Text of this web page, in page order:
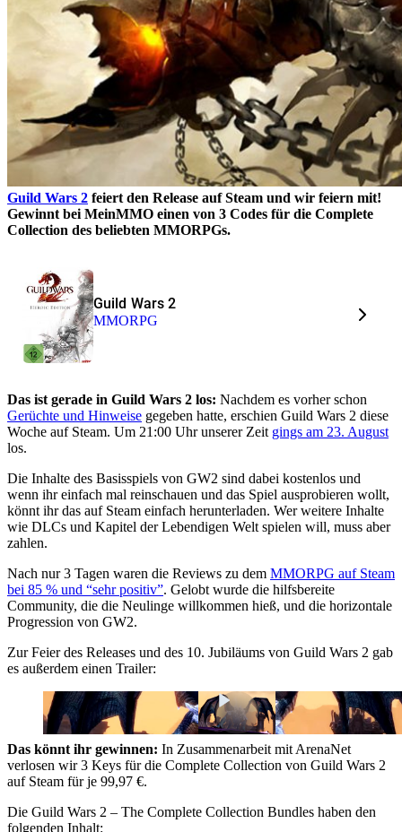
Guild Wars 2 feiert den Release auf Steam und wir feiern mit!
Gewinnt bei MeinMMO einen von 3 Codes für die Complete
Collection des beliebten MMORPGs.
Guild Wars 2
MMORPG
Das ist gerade in Guild Wars 2 los: Nachdem es vorher schon
Gerüchte und Hinweise gegeben hatte, erschien Guild Wars 2 diese
Woche auf Steam. Um 21:00 Uhr unserer Zeit gings am 23. August
los.
Die Inhalte des Basisspiels von GW2 sind dabei kostenlos und
wenn ihr einfach mal reinschauen und das Spiel ausprobieren wollt,
könnt ihr das auf Steam einfach herunterladen. Wer weitere Inhalte
wie DLCs und Kapitel der Lebendigen Welt spielen will, muss aber
zahlen.
Nach nur 3 Tagen waren die Reviews zu dem MMORPG auf Steam
bei 85 % und “sehr positiv”. Gelobt wurde die hilfsbereite
Community, die die Neulinge willkommen hieß, und die horizontale
Progression von GW2.
Zur Feier des Releases und des 10. Jubiläums von Guild Wars 2 gab
es außerdem einen Trailer:
Das könnt ihr gewinnen: In Zusammenarbeit mit ArenaNet
verlosen wir 3 Keys für die Complete Collection von Guild Wars 2
auf Steam für je 99,97 €.
Die Guild Wars 2 – The Complete Collection Bundles haben den
folgenden Inhalt: